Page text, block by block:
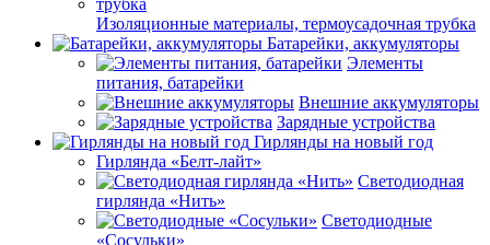
Изоляционные материалы, термоусадочная трубка
Батарейки, аккумуляторы
Элементы
питания, батарейки
Внешние аккумуляторы
Зарядные устройства
Гирлянды на новый год
Гирлянда «Белт-лайт»
Светодиодная
гирлянда «Нить»
Светодиодные
«Сосульки»